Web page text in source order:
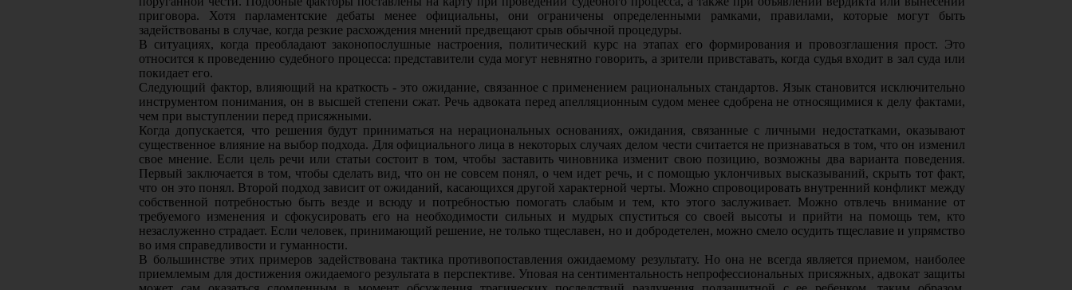
приговора. Хотя парламентские дебаты менее официальны, они ограничены определенными рамками, правилами, которые могут быть
задействованы в случае, когда резкие расхождения мнений предвещают срыв обычной процедуры.
В ситуациях, когда преобладают законопослушные настроения, политический курс на этапах его формирования и провозглашения прост. Это
относится к проведению судебного процесса: представители суда могут невнятно говорить, а зрители привставать, когда судья входит в зал суда или
покидает его.
Следующий фактор, влияющий на краткость - это ожидание, связанное с применением рациональных стандартов. Язык становится исключительно
инструментом понимания, он в высшей степени сжат. Речь адвоката перед апелляционным судом менее сдобрена не относящимися к делу фактами,
чем при выступлении перед присяжными.
Когда допускается, что решения будут приниматься на нерациональных основаниях, ожидания, связанные с личными недостатками, оказывают
существенное влияние на выбор подхода. Для официального лица в некоторых случаях делом чести считается не признаваться в том, что он изменил
свое мнение. Если цель речи или статьи состоит в том, чтобы заставить чиновника изменит свою позицию, возможны два варианта поведения.
Первый заключается в том, чтобы сделать вид, что он не совсем понял, о чем идет речь, и с помощью уклончивых высказываний, скрыть тот факт,
что он это понял. Второй подход зависит от ожиданий, касающихся другой характерной черты. Можно спровоцировать внутренний конфликт между
собственной потребностью быть везде и всюду и потребностью помогать слабым и тем, кто этого заслуживает. Можно отвлечь внимание от
требуемого изменения и сфокусировать его на необходимости сильных и мудрых спуститься со своей высоты и прийти на помощь тем, кто
незаслуженно страдает. Если человек, принимающий решение, не только тщеславен, но и добродетелен, можно смело осудить тщеславие и упрямство
во имя справедливости и гуманности.
В большинстве этих примеров задействована тактика противопоставления ожидаемому результату. Но она не всегда является приемом, наиболее
приемлемым для достижения ожидаемого результата в перспективе. Уповая на сентиментальность непрофессиональных присяжных, адвокат защиты